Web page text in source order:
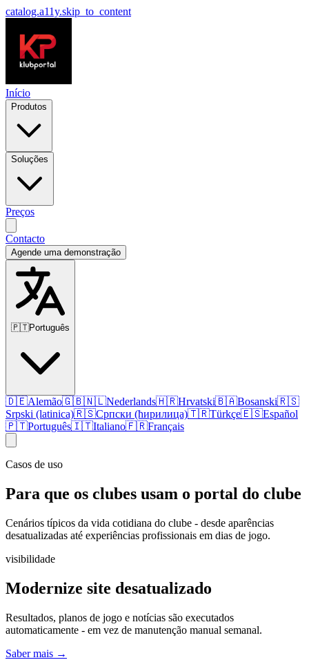
catalog.a11y.skip_to_content
Início
Produtos
Soluções
Preços
Contacto
Agende uma demonstração
🇵🇹Português
🇩🇪Alemão🇬🇧🇳🇱Nederlands🇭🇷Hrvatski🇧🇦Bosanski🇷🇸
Srpski (latinica)🇷🇸Српски (ћирилица)🇹🇷Türkçe🇪🇸Español
🇵🇹Português🇮🇹Italiano🇫🇷Français
Casos de uso
Para que os clubes usam o portal do clube
Cenários típicos da vida cotidiana do clube - desde aparências
desatualizadas até experiências profissionais em dias de jogo.
visibilidade
Modernize site desatualizado
Resultados, planos de jogo e notícias são executados
automaticamente - em vez de manutenção manual semanal.
Saber mais →